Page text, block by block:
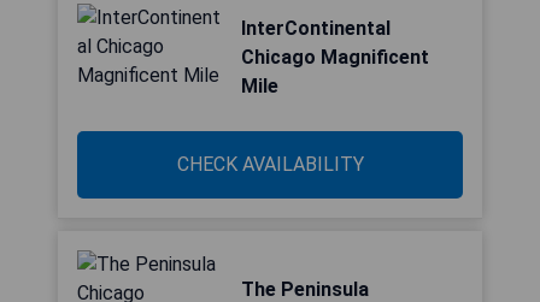
InterContinental
Chicago Magnificent
Mile
CHECK AVAILABILITY
The Peninsula